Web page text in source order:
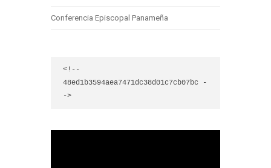
Conferencia Episcopal Panameña
<!--
48ed1b3594aea7471dc38d01c7cb07bc -
->